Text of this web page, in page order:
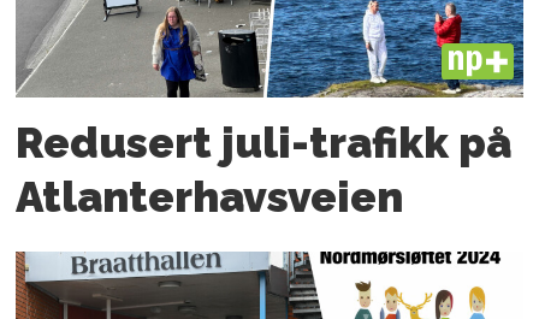
PLUS
Redusert juli-trafikk på
Atlanter­havsveien